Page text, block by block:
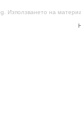
Използването на